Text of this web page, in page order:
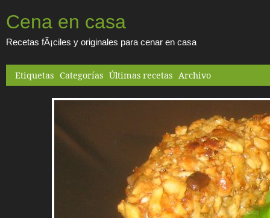
Cena en casa
Recetas fÃ¡ciles y originales para cenar en casa
Etiquetas Categorías Últimas recetas Archivo